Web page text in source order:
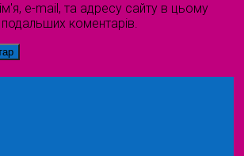
e-mail, та адресу сайту в цьому
подальших коментарів.